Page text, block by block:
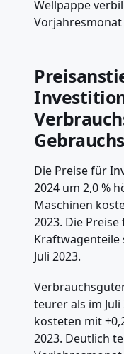
Wellpappe
Vorjahresmonat
Die Preise für
2024 um 2,0 %
Maschinen
2023. Die
Kraftwagenteile
Juli 2023.
teurer als im
kosteten mit
2023. Deutlich